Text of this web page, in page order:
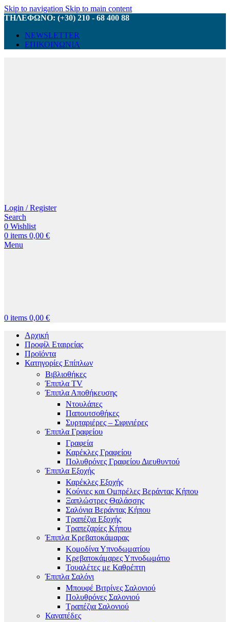
Skip to navigation Skip to main content
ΤΗΛΕΦΩΝΟ: (+30) 210 - 68 400 88
NEWSLETTER
ΕΠΙΚΟΙΝΩΝΙΑ
Login / Register
Search
0 Wishlist
0 items 0,00 €
Menu
0 items 0,00 €
Αρχική
Προφίλ Εταιρείας
Προϊόντα
Κατηγορίες Επίπλων
Βιβλιοθήκες
Έπιπλα TV
Έπιπλα Αποθήκευσης
Ντουλάπες
Παπουτσοθήκες
Συρταριέρες – Σιφινιέρες
Έπιπλα Γραφείου
Γραφεία
Καρέκλες Γραφείου
Πολυθρόνες Γραφείου Διευθυντού
Έπιπλα Εξοχής
Καρέκλες Εξοχής
Κούνιες και Ομπρέλες Βεράντας Κήπου
Ξαπλώστρες Θαλάσσης
Σαλόνια Βεράντας Κήπου
Τραπέζια Εξοχής
Τραπεζαρίες Κήπου
Έπιπλα Κρεβατοκάμαρας
Κομοδίνα Υπνοδωματίου
Κρεβατοκάμαρες Υπνοδωμάτιο
Τουαλέτες με Καθρέπτη
Έπιπλα Σαλόνι
Μπουφέ Βιτρίνες Σαλονιού
Πολυθρόνες Σαλονιού
Τραπέζια Σαλονιού
Καναπέδες